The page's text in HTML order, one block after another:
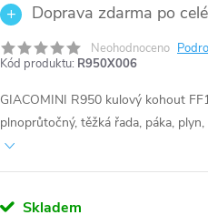
Doprava zdarma po
Neohodnoceno
Kód produktu: R950X006
GIACOMINI R950 kulový kohout
plnoprůtočný, těžká řada, páka,
Skladem